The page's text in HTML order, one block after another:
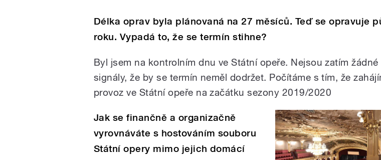
Délka oprav byla plánovaná na 27 měsíců. Teď se opravuje
roku. Vypadá to, že se termín stihne?
Byl jsem na kontrolním dnu ve Státní opeře. Nejsou zatím žádné
signály, že by se termín neměl dodržet. Počítáme s tím, že
provoz ve Státní opeře na začátku sezony 2019/2020
Jak se finančně a organizačně
vyrovnáváte s hostováním souboru
Státní opery mimo jejich domácí